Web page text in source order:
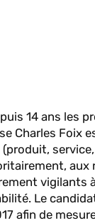
14 ans les
Charles Foix
vigilants
Le
afin de